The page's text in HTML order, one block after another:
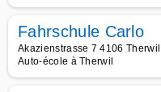
Fahrschule Carlo
Akazienstrasse 7 4106
Auto-école à Therwil